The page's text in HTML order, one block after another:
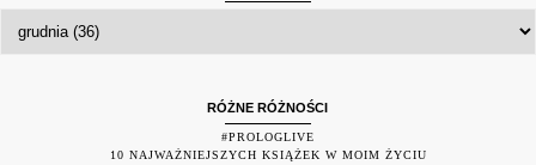
RÓŻNE RÓŻNOŚCI
#PROLOGLIVE
10 NAJWAŻNIEJSZYCH KSIĄŻEK W MOIM ŻYCIU